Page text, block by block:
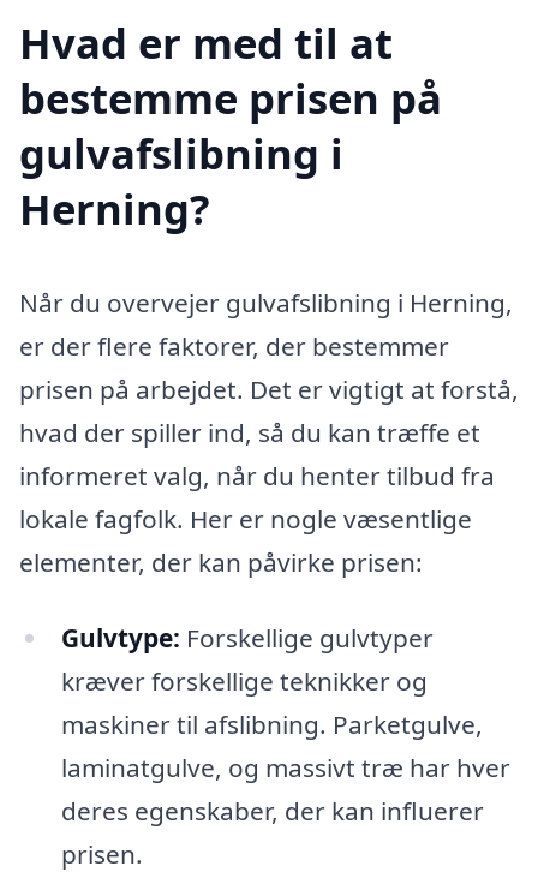
Hvad er med til at
bestemme prisen på
gulvafslibning i
Herning?
Når du overvejer gulvafslibning i Herning,
er der flere faktorer, der bestemmer
prisen på arbejdet. Det er vigtigt at forstå,
hvad der spiller ind, så du kan træffe et
informeret valg, når du henter tilbud fra
lokale fagfolk. Her er nogle væsentlige
elementer, der kan påvirke prisen:
Gulvtype: Forskellige gulvtyper
kræver forskellige teknikker og
maskiner til afslibning. Parketgulve,
laminatgulve, og massivt træ har hver
deres egenskaber, der kan influerer
prisen.